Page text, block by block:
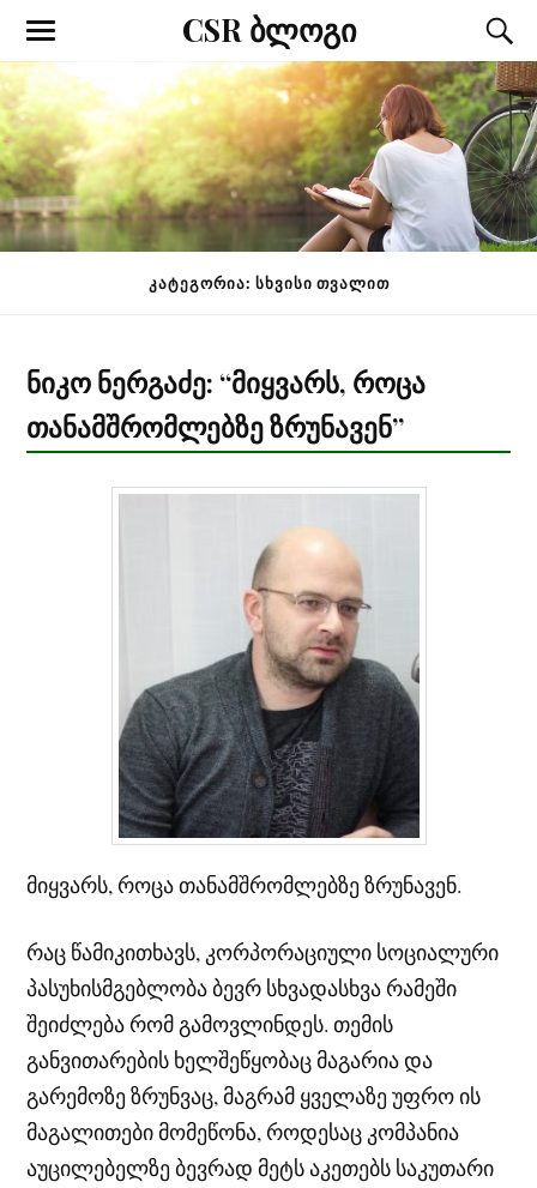
CSR ბლოგი
ᲙᲐᲢᲔᲒᲝᲠᲘᲐ: ᲡᲮᲕᲘᲡᲘ ᲗᲕᲐᲚᲘᲗ
ნიკო ნერგაძე: “მიყვარს, როცა
თანამშრომლებზე ზრუნავენ”
მიყვარს, როცა თანამშრომლებზე ზრუნავენ.
რაც წამიკითხავს, კორპორაციული სოციალური
პასუხისმგებლობა ბევრ სხვადასხვა რამეში
შეიძლება რომ გამოვლინდეს. თემის
განვითარების ხელშეწყობაც მაგარია და
გარემოზე ზრუნვაც, მაგრამ ყველაზე უფრო ის
მაგალითები მომეწონა, როდესაც კომპანია
აუცილებელზე ბევრად მეტს აკეთებს საკუთარი